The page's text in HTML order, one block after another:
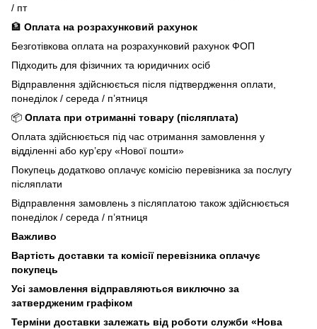
/ пт
🏦 Оплата на розрахунковий рахунок
Безготівкова оплата на розрахунковий рахунок ФОП
Підходить для фізичних та юридичних осіб
Відправлення здійснюється після підтвердження оплати,
понеділок / середа / п’ятниця
📦 Оплата при отриманні товару (післяплата)
Оплата здійснюється під час отримання замовлення у
відділенні або кур’єру «Нової пошти»
Покупець додатково оплачує комісію перевізника за послугу
післяплати
Відправлення замовлень з післяплатою також здійснюється
понеділок / середа / п’ятниця
Важливо
Вартість доставки та комісії перевізника оплачує
покупець
Усі замовлення відправляються виключно за
затвердженим графіком
Терміни доставки залежать від роботи служби «Нова